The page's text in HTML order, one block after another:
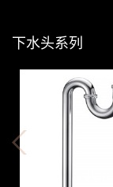
下水头系列